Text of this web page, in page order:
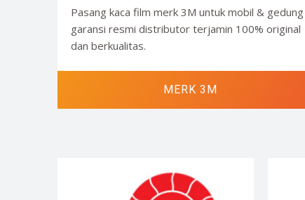
Pasang kaca film merk 3M untuk mobil & gedung
garansi resmi distributor terjamin 100% original
dan berkualitas.
MERK 3M